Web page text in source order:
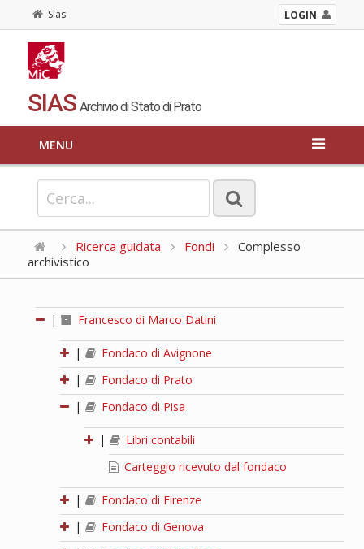
Sias LOGIN
SIAS Archivio di Stato di Prato
MENU
Ricerca guidata Fondi
Complesso
archivistico
| Francesco di Marco Datini
|
Fondaco di Avignone
|
Fondaco di Prato
|
Fondaco di Pisa
|
Libri contabili
Carteggio ricevuto dal fondaco
|
Fondaco di Firenze
|
Fondaco di Genova